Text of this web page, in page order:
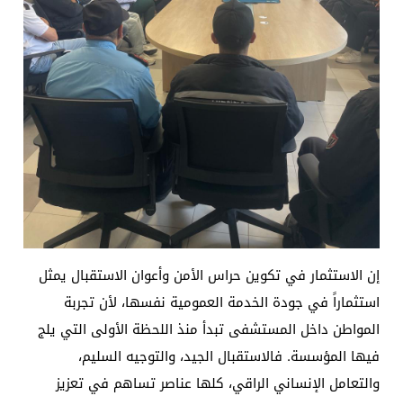
إن الاستثمار في تكوين حراس الأمن وأعوان الاستقبال يمثل
استثماراً في جودة الخدمة العمومية نفسها، لأن تجربة
المواطن داخل المستشفى تبدأ منذ اللحظة الأولى التي يلج
فيها المؤسسة. فالاستقبال الجيد، والتوجيه السليم،
والتعامل الإنساني الراقي، كلها عناصر تساهم في تعزيز